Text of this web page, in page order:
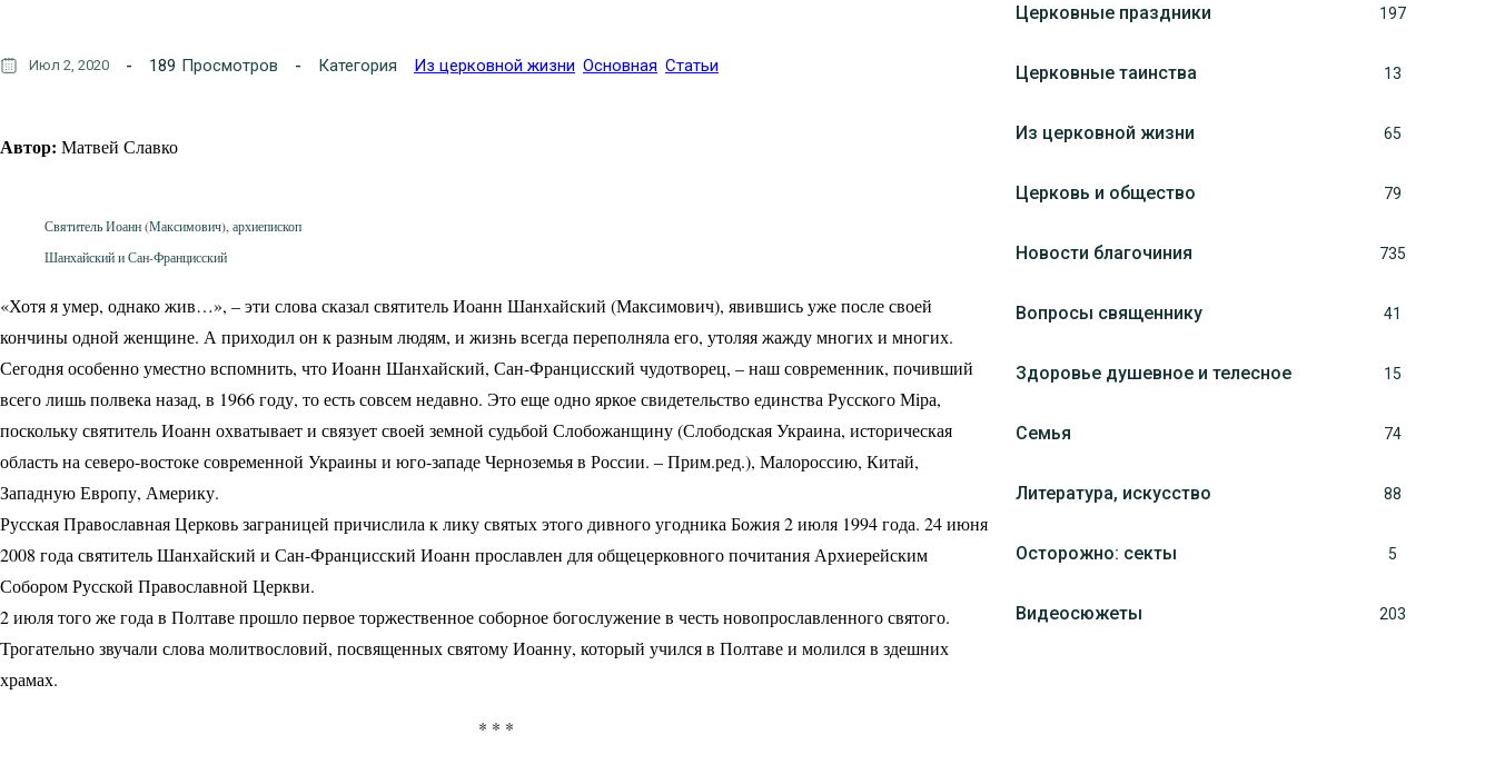
Июл 2, 2020 189 Просмотров Категория Из церковной жизни Основная Статьи
Автор: Матвей Славко
Святитель Иоанн (Максимович), архиепископ
Шанхайский и Сан-Францисский
«Хотя я умер, однако жив…», – эти слова сказал святитель Иоанн Шанхайский (Максимович), явившись уже после своей
кончины одной женщине. А приходил он к разным людям, и жизнь всегда переполняла его, утоляя жажду многих и многих.
Сегодня особенно уместно вспомнить, что Иоанн Шанхайский, Сан-Францисский чудотворец, – наш современник, почивший
всего лишь полвека назад, в 1966 году, то есть совсем недавно. Это еще одно яркое свидетельство единства Русского Мiра,
поскольку святитель Иоанн охватывает и связует своей земной судьбой Слобожанщину (Слободская Украина, историческая
область на северо-востоке современной Украины и юго-западе Черноземья в России. – Прим.ред.), Малороссию, Китай,
Западную Европу, Америку.
Русская Православная Церковь заграницей причислила к лику святых этого дивного угодника Божия 2 июля 1994 года. 24 июня
2008 года святитель Шанхайский и Сан-Францисский Иоанн прославлен для общецерковного почитания Архиерейским
Собором Русской Православной Церкви.
2 июля того же года в Полтаве прошло первое торжественное соборное богослужение в честь новопрославленного святого.
Трогательно звучали слова молитвословий, посвященных святому Иоанну, который учился в Полтаве и молился в здешних
храмах.
* * *
Церковные праздники 197
Церковные таинства 13
Из церковной жизни 65
Церковь и общество 79
Новости благочиния 735
Вопросы священнику 41
Здоровье душевное и телесное 15
Семья 74
Литература, искуcство 88
Осторожно: секты 5
Видеосюжеты 203